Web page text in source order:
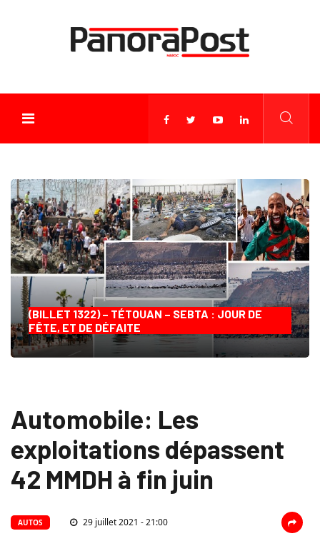
(BILLET 1322) – TÉTOUAN – SEBTA : JOUR DE
FÊTE, ET DE DÉFAITE
Automobile: Les
exploitations dépassent
42 MMDH à fin juin
AUTOS 29 juillet 2021 - 21:00